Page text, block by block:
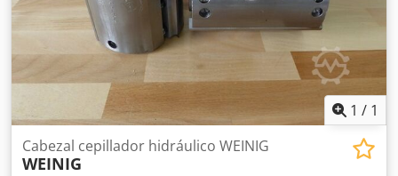
1 / 1
Cabezal cepillador hidráulico WEINIG
WEINIG